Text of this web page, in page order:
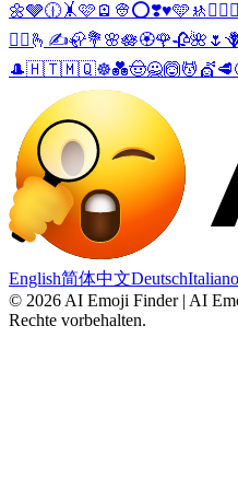
🌼🩶🕧 🤸🩷 🪫 👳⭕❣️♥️🩵 🚸 👨‍⚕️
👹 👻 🫰 ✍️🦣💐 🌸🪷🏵️🌹🥀🌺 🌷
🎩🇭🇹🇲🇶☸️💑🤠🙅🙆💆 💇🥩
English简体中文DeutschItaliano
© 2026 AI Emoji Finder | AI
Rechte vorbehalten.